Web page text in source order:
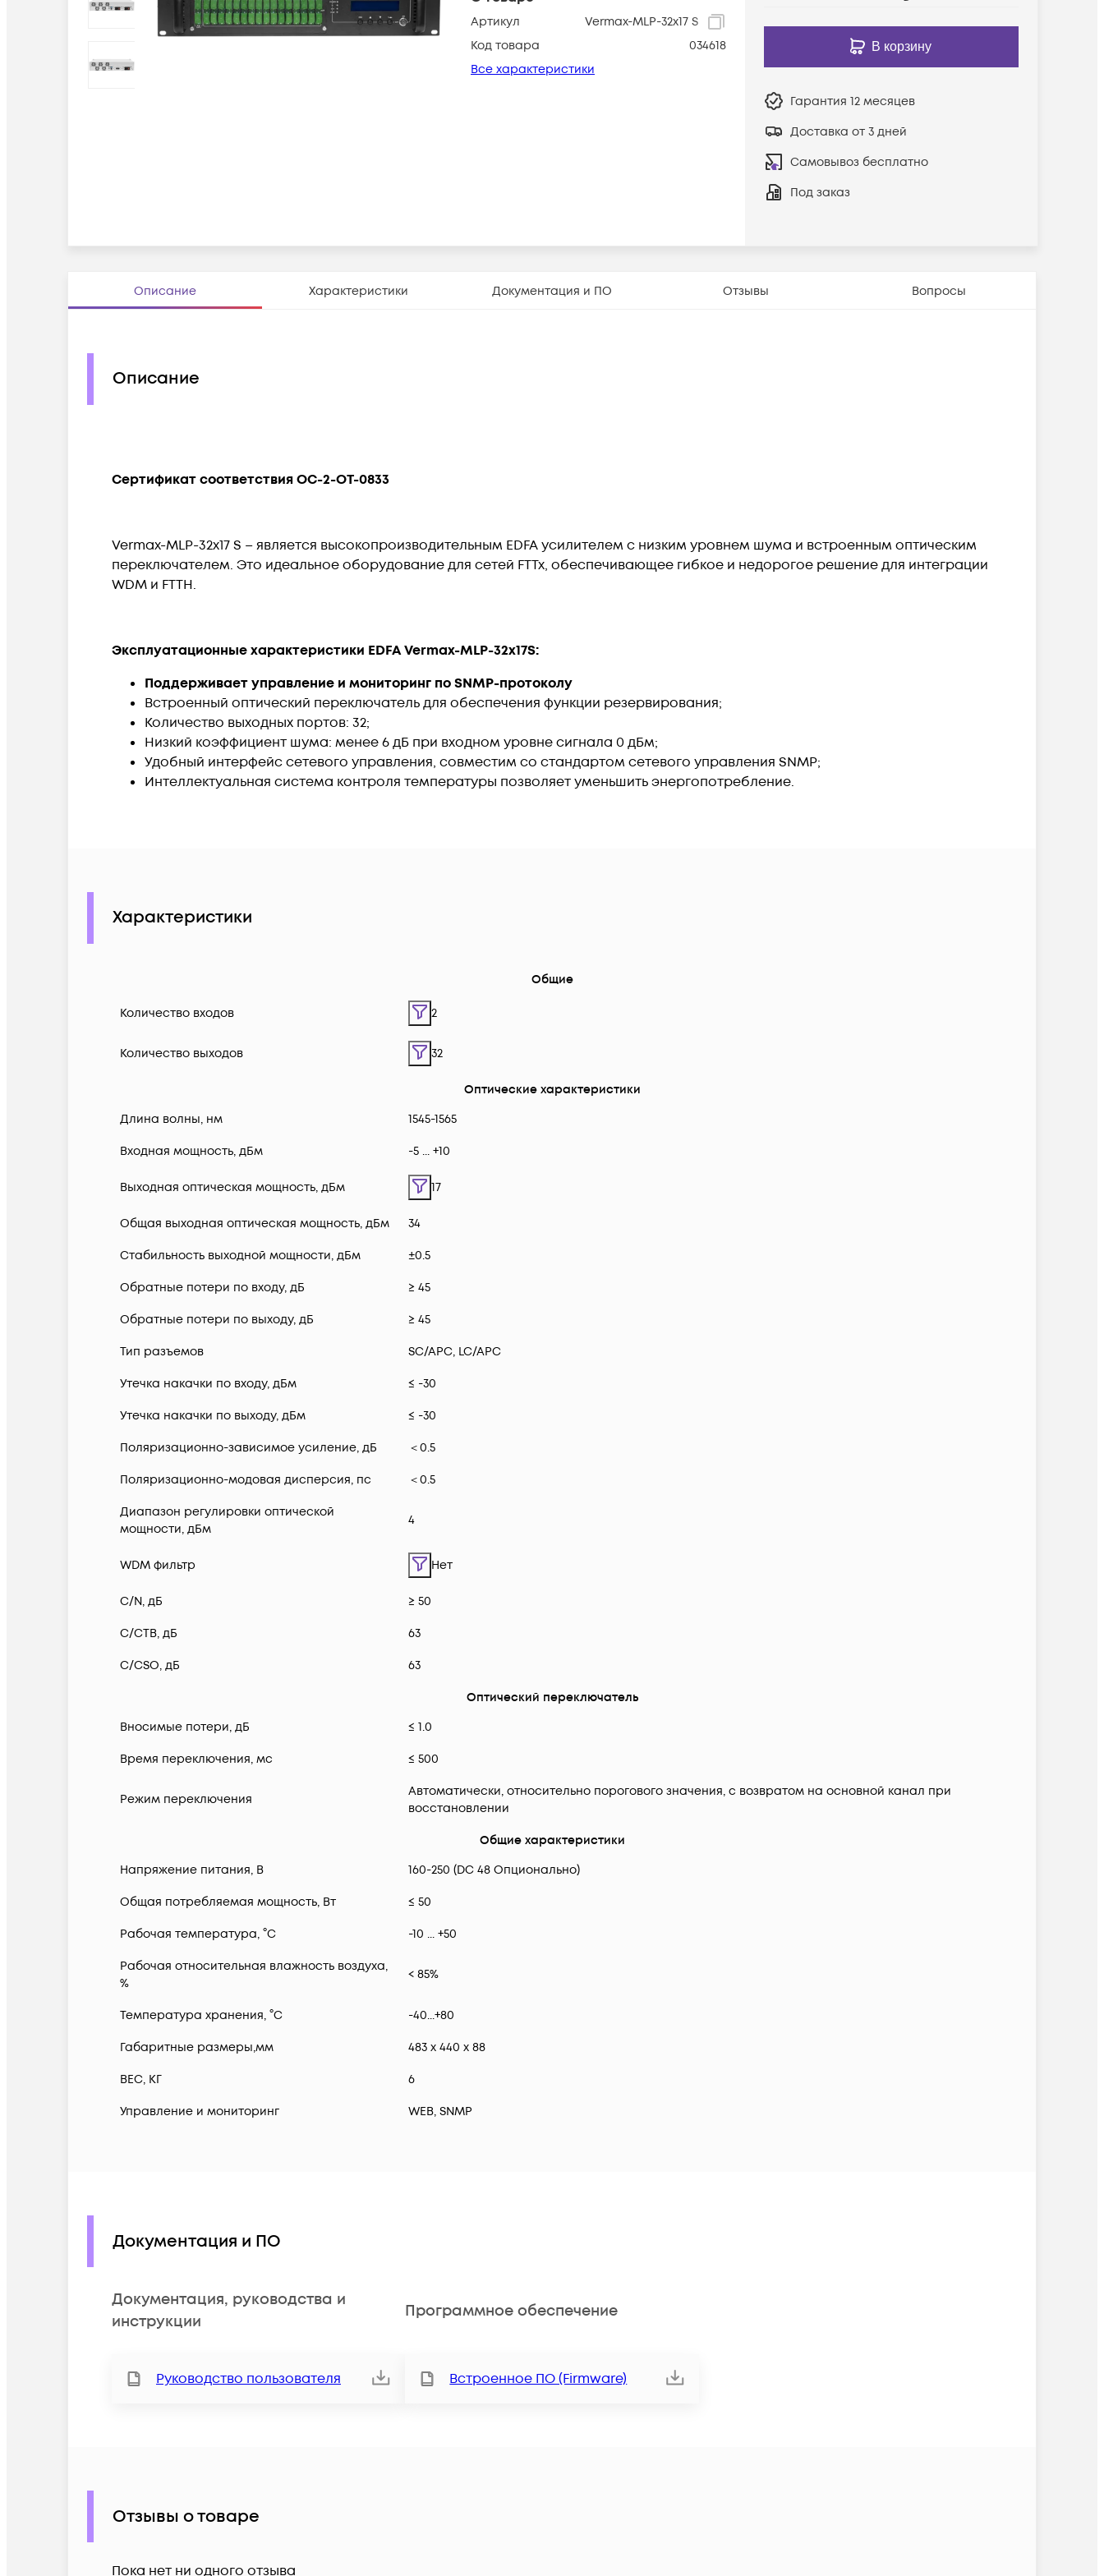
Артикул
Vermax-MLP-32x17 S
Код товара
034618
Все характеристики
В корзину
Гарантия 12 месяцев
Доставка от 3 дней
Самовывоз бесплатно
Под заказ
Описание Характеристики Документация и ПО Отзывы Вопросы
Описание
Сертификат соответствия OC-2-OT-0833
Vermax-MLP-32x17 S – является высокопроизводительным EDFA усилителем с низким уровнем шума и встроенным оптическим
переключателем. Это идеальное оборудование для сетей FTTx, обеспечивающее гибкое и недорогое решение для интеграции
WDM и FTTH.
Эксплуатационные характеристики EDFA Vermax-MLP-32x17S:
Поддерживает управление и мониторинг по SNMP-протоколу
Встроенный оптический переключатель для обеспечения функции резервирования;
Количество выходных портов: 32;
Низкий коэффициент шума: менее 6 дБ при входном уровне сигнала 0 дБм;
Удобный интерфейс сетевого управления, совместим со стандартом сетевого управления SNMP;
Интеллектуальная система контроля температуры позволяет уменьшить энергопотребление.
Характеристики
Общие
Количество входов 2
Количество выходов 32
Оптические характеристики
Длина волны, нм
1545-1565
Входная мощность, дБм -5 ... +10
Выходная оптическая мощность, дБм 17
Общая выходная оптическая мощность, дБм 34
Стабильность выходной мощности, дБм ±0.5
Обратные потери по входу, дБ ≥ 45
Обратные потери по выходу, дБ ≥ 45
Тип разъемов SC/APC, LC/APC
Утечка накачки по входу, дБм ≤ -30
Утечка накачки по выходу, дБм ≤ -30
Поляризационно-зависимое усиление, дБ ＜0.5
Поляризационно-модовая дисперсия, пс ＜0.5
Диапазон регулировки оптической
мощности, дБм
4
WDM фильтр Нет
C/N, дБ ≥ 50
C/CTB, дБ 63
C/CSO, дБ 63
Оптический переключатель
Вносимые потери, дБ
≤ 1.0
Время переключения, мс ≤ 500
Режим переключения
Автоматически, относительно порогового значения, с возвратом на основной канал при
восстановлении
Общие характеристики
Напряжение питания, В
160-250 (DC 48 Опционально)
Общая потребляемая мощность, Вт ≤ 50
Рабочая температура, °С -10 ... +50
Рабочая относительная влажность воздуха,
%
< 85%
Температура хранения, °С -40...+80
Габаритные размеры,мм 483 x 440 x 88
ВЕС, КГ 6
Управление и мониторинг WEB, SNMP
Документация и ПО
Документация, руководства и
инструкции
Руководство пользователя
Программное обеспечение
Встроенное ПО (Firmware)
Отзывы о товаре
Пока нет ни одного отзыва